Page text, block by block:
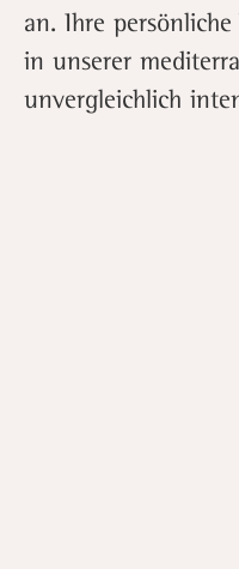
an. Ihre
in unserer
unvergleichlich